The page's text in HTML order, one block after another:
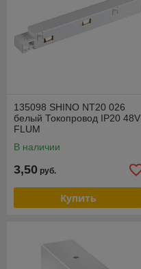
135098 SHINO NT20 026
белый Токопровод IP20 48V
FLUM
В наличии
3,50 руб.
Купить